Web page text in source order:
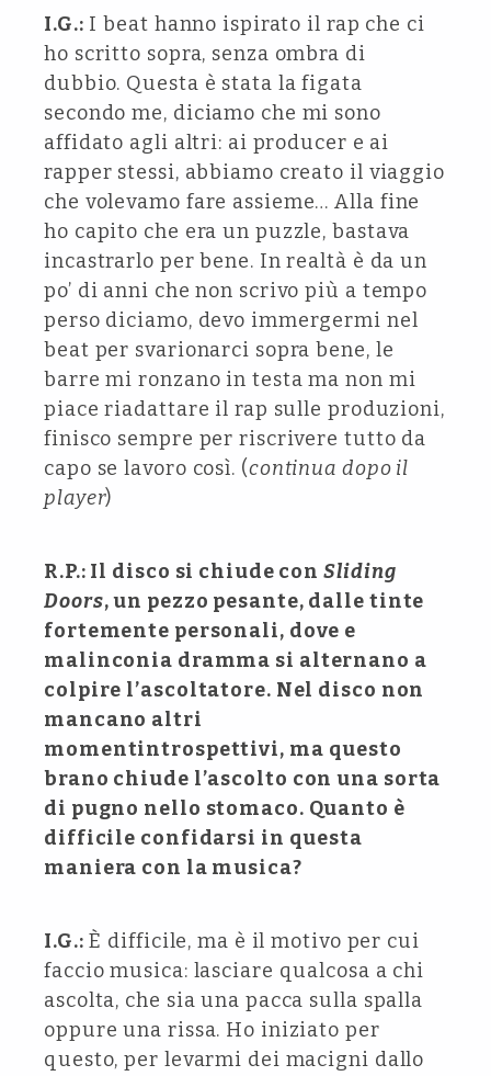
I.G.: I beat hanno ispirato il rap che ci
ho scritto sopra, senza ombra di
dubbio. Questa è stata la figata
secondo me, diciamo che mi sono
affidato agli altri: ai producer e ai
rapper stessi, abbiamo creato il viaggio
che volevamo fare assieme… Alla fine
ho capito che era un puzzle, bastava
incastrarlo per bene. In realtà è da un
po’ di anni che non scrivo più a tempo
perso diciamo, devo immergermi nel
beat per svarionarci sopra bene, le
barre mi ronzano in testa ma non mi
piace riadattare il rap sulle produzioni,
finisco sempre per riscrivere tutto da
capo se lavoro così. (continua dopo il
player)
R.P.: Il disco si chiude conSliding
Doors, un pezzo pesante, dalle tinte
fortemente personali, dove e
malinconia dramma si alternano a
colpire l’ascoltatore. Nel disco non
mancano altri
momentintrospettivi, ma questo
brano chiude l’ascolto con una sorta
di pugno nello stomaco. Quanto è
difficile confidarsi in questa
maniera con la musica?
I.G.: È difficile, ma è il motivo per cui
faccio musica: lasciare qualcosa a chi
ascolta, che sia una pacca sulla spalla
oppure una rissa. Ho iniziato per
questo, per levarmi dei macigni dallo